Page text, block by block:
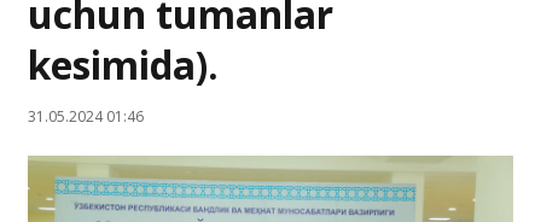
uchun tumanlar
kesimida).
31.05.2024 01:46